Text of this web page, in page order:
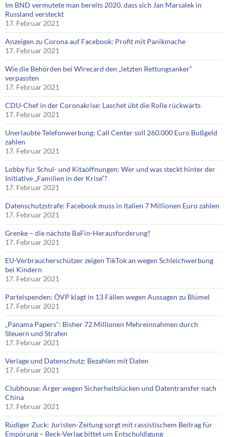
Im BND vermutete man bereits 2020, dass sich Jan Marsalek in
Russland versteckt
17. Februar 2021
Anzeigen zu Corona auf Facebook: Profit mit Panikmache
17. Februar 2021
Wie die Behörden bei Wirecard den „letzten Rettungsanker“
verpassten
17. Februar 2021
CDU-Chef in der Coronakrise: Laschet übt die Rolle rückwärts
17. Februar 2021
Unerlaubte Telefonwerbung: Call Center soll 260.000 Euro Bußgeld
zahlen
17. Februar 2021
Lobby für Schul- und Kitaöffnungen: Wer und was steckt hinter der
Initiative „Familien in der Krise“?
17. Februar 2021
Datenschutzstrafe: Facebook muss in Italien 7 Millionen Euro zahlen
17. Februar 2021
Grenke – die nächste BaFin-Herausforderung?
17. Februar 2021
EU-Verbraucherschützer zeigen TikTok an wegen Schleichwerbung
bei Kindern
17. Februar 2021
Parteispenden: ÖVP klagt in 13 Fällen wegen Aussagen zu Blümel
17. Februar 2021
„Panama Papers“: Bisher 72 Millionen Mehreinnahmen durch
Steuern und Strafen
17. Februar 2021
Verlage und Datenschutz: Bezahlen mit Daten
17. Februar 2021
Clubhouse: Ärger wegen Sicherheitslücken und Datentransfer nach
China
17. Februar 2021
Rüdiger Zuck: Juristen-Zeitung sorgt mit rassistischem Beitrag für
Empörung – Beck-Verlag bittet um Entschuldigung